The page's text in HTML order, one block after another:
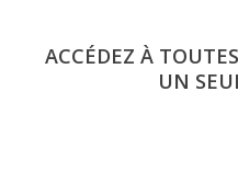
ACCÉDEZ À
UN